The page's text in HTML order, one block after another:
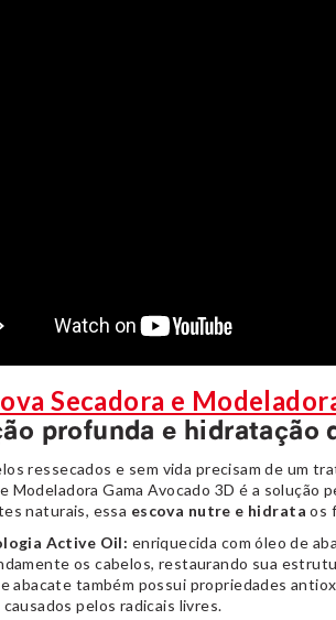
Secadora e
profunda e hidratação
ressecados e sem vida precisam de um
Modeladora Gama Avocado 3D é a
naturais, essa escova nutre e hidrata os
Active Oil: enriquecida com óleo de
os cabelos, restaurando sua
abacate também possui propriedades
causados pelos radicais livres.